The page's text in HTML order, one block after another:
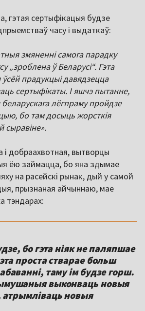
гэтая сертыфікацыя будзе
часу і выдаткаў:
змяненні самога парадку
„зроблена ў Беларусі“. Гэта
прадукцыі давядзецца
сертыфікаты. І яшчэ пытанне,
лёгпраму пройдзе
бо там досыць жорсткія
сыравіне».
і добраахвотная, вытворцы
ёю займацца, бо яна здымае
на расейскі рынак, дый у самой
прызнаная айчыннаю, мае
тэндарах:
бо гэта ніяк не паляпшае
проста стварае больш
таму ім будзе горш.
выконваць новыя
атрымліваць новыя